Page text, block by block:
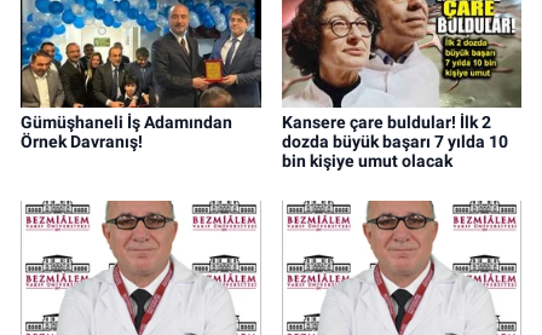
Gümüşhaneli İş Adamından
Örnek Davranış!
Kansere çare buldular! İlk 2
dozda büyük başarı 7 yılda 10
bin kişiye umut olacak